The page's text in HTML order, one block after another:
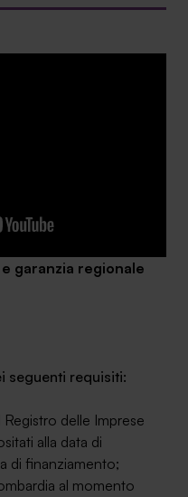
di mediazione creditizia iscritta
garanzia regionale
seguenti requisiti:
delle Imprese
alla data di
di finanziamento;
al momento